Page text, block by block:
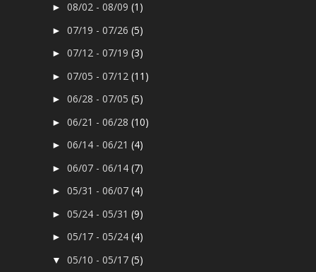
►08/02 - 08/09(1)
►07/19 - 07/26(5)
►07/12 - 07/19(3)
►07/05 - 07/12(11)
►06/28 - 07/05(5)
►06/21 - 06/28(10)
►06/14 - 06/21(4)
►06/07 - 06/14(7)
►05/31 - 06/07(4)
►05/24 - 05/31(9)
►05/17 - 05/24(4)
▼05/10 - 05/17(5)